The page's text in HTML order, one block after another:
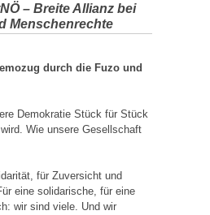
– Breite Allianz bei
Menschenrechte
durch die Fuzo und
Demokratie Stück für Stück
Wie unsere Gesellschaft
für Zuversicht und
eine solidarische, für eine
wir sind viele. Und wir